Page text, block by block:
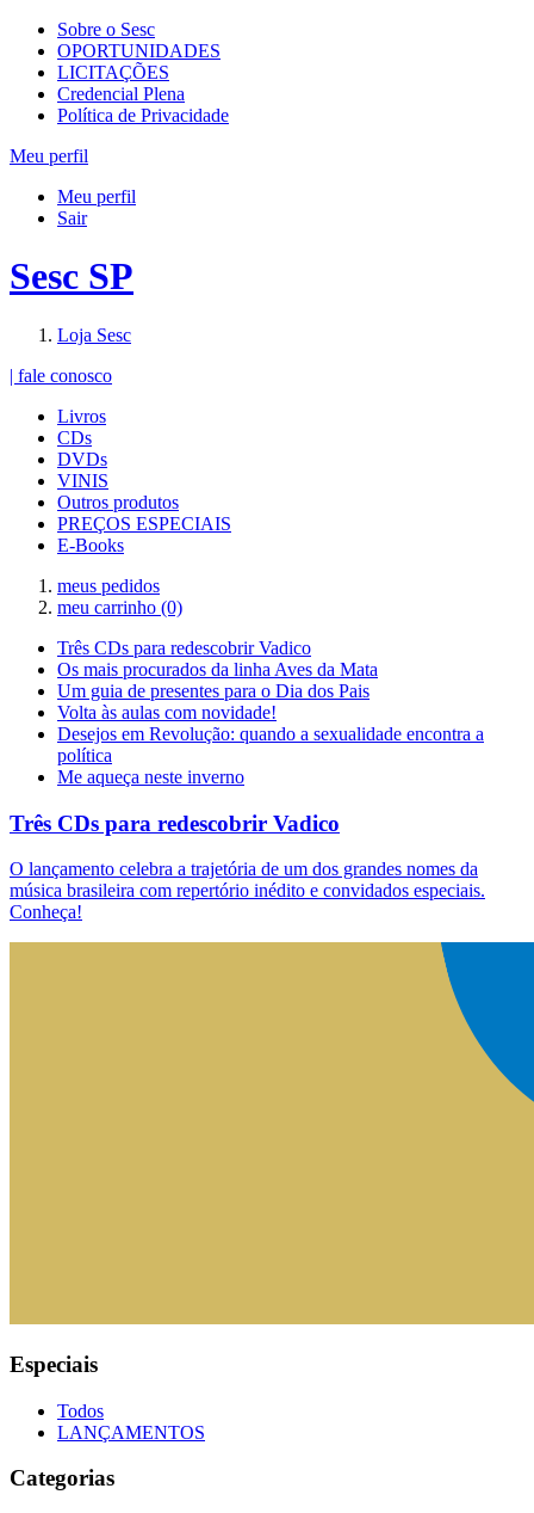
Sobre o Sesc
OPORTUNIDADES
LICITAÇÕES
Credencial Plena
Política de Privacidade
Meu perfil
Meu perfil
Sair
Sesc SP
Loja Sesc
| fale conosco
Livros
CDs
DVDs
VINIS
Outros produtos
PREÇOS ESPECIAIS
E-Books
meus pedidos
meu carrinho (0)
Três CDs para redescobrir Vadico
Os mais procurados da linha Aves da Mata
Um guia de presentes para o Dia dos Pais
Volta às aulas com novidade!
Desejos em Revolução: quando a sexualidade encontra a
política
Me aqueça neste inverno
Três CDs para redescobrir Vadico
O lançamento celebra a trajetória de um dos grandes nomes da
música brasileira com repertório inédito e convidados especiais.
Conheça!
Especiais
Todos
LANÇAMENTOS
Categorias